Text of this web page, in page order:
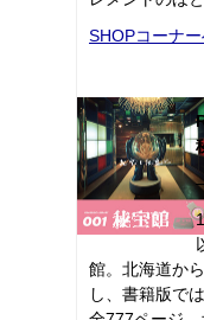
SHOPコーナ
館。北海道か
し、書籍版で